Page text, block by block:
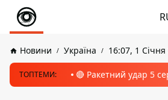
Новини Україна 16:07, 1
ТОПТЕМИ: 🔴 Ракетний удар 5